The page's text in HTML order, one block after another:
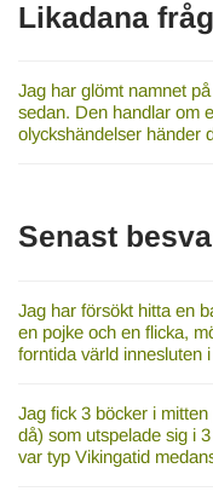
Likadana
Jag har glömt namnet
sedan. Den handlar om
olyckshändelser händer
Senast
Jag har försökt hitta en
en pojke och en flicka,
forntida värld innesluten
Jag fick 3 böcker i
då) som utspelade sig i
var typ Vikingatid